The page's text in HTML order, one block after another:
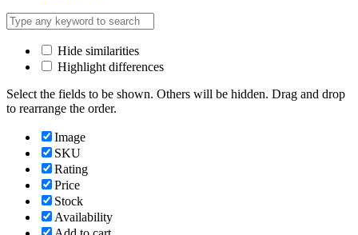
Hide similarities
Highlight differences
Select the fields to be shown. Others will be hidden. Drag and drop
to rearrange the order.
Image
SKU
Rating
Price
Stock
Availability